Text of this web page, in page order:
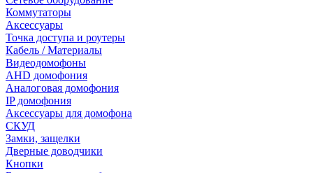
Коммутаторы
Аксессуары
Точка доступа и роутеры
Кабель / Материалы
Видеодомофоны
AHD домофония
Аналоговая домофония
IP домофония
Аксессуары для домофона
СКУД
Замки, защелки
Дверные доводчики
Кнопки